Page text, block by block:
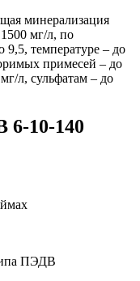
минерализация
мг/л, по
9,5, температуре – до
примесей – до
л, сульфатам – до
6-10-140
ПЭДВ